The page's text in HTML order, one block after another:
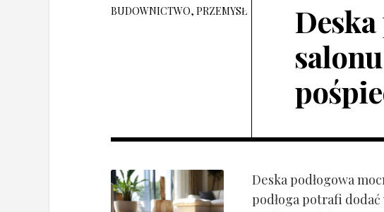
BUDOWNICTWO, PRZEMYSŁ
Deska
Deska podłogowa
podłoga potrafi